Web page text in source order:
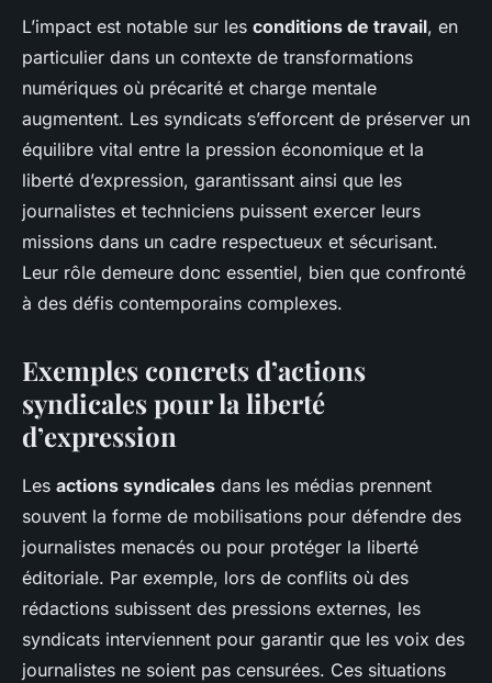
L’impact est notable sur les conditions de travail, en
particulier dans un contexte de transformations
numériques où précarité et charge mentale
augmentent. Les syndicats s’efforcent de préserver un
équilibre vital entre la pression économique et la
liberté d’expression, garantissant ainsi que les
journalistes et techniciens puissent exercer leurs
missions dans un cadre respectueux et sécurisant.
Leur rôle demeure donc essentiel, bien que confronté
à des défis contemporains complexes.
Exemples concrets d’actions
syndicales pour la liberté
d’expression
Les actions syndicales dans les médias prennent
souvent la forme de mobilisations pour défendre des
journalistes menacés ou pour protéger la liberté
éditoriale. Par exemple, lors de conflits où des
rédactions subissent des pressions externes, les
syndicats interviennent pour garantir que les voix des
journalistes ne soient pas censurées. Ces situations